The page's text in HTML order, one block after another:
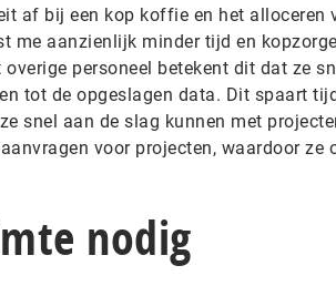
af bij een kop koffie en het alloceren
me aanzienlijk minder tijd en
personeel betekent dit dat ze
tot de opgeslagen data. Dit spaart
snel aan de slag kunnen met
voor projecten, waardoor ze
nodig